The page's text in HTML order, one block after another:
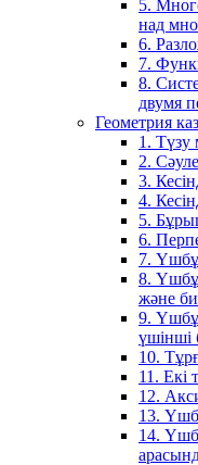
5.
над
6.
7.
8.
двумя
Геометрия каз
1. Түзу
2.
3.
4.
5.
6.
7.
8.
және
9.
үшінші
10.
11. Екі
12.
13.
14.